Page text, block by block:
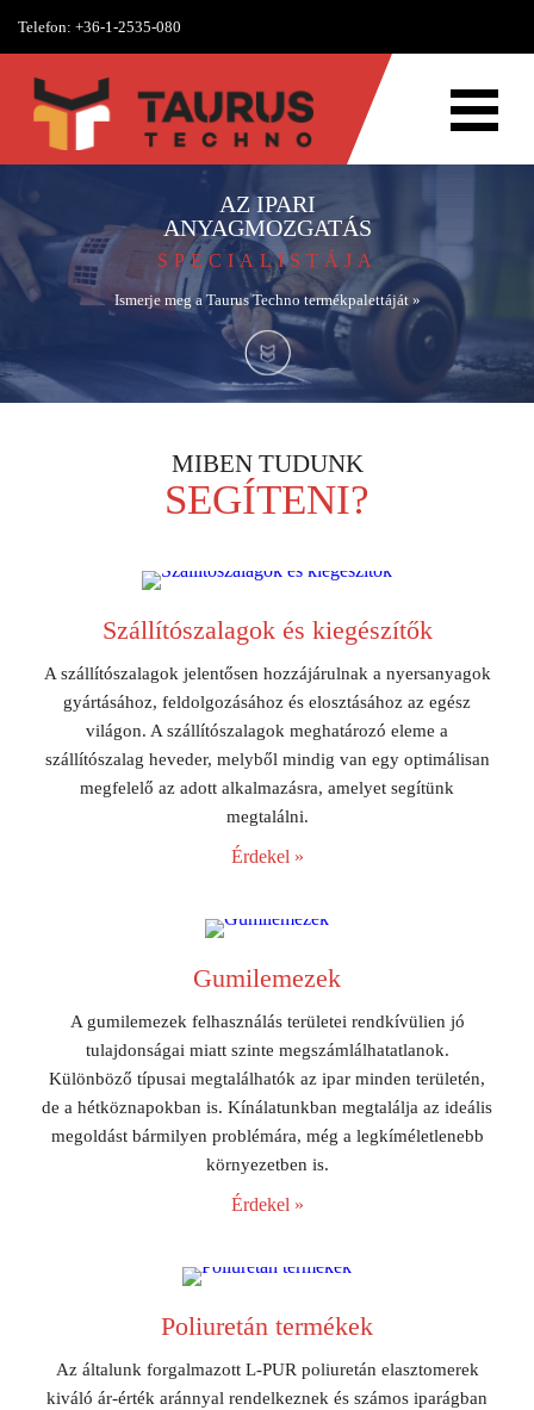
Telefon: +36-1-2535-080
AZ IPARI
ANYAGMOZGATÁS
SPECIALISTÁJA
Ismerje meg a Taurus Techno termékpalettáját »
MIBEN TUDUNK
SEGÍTENI?
Szállítószalagok és kiegészítők
A szállítószalagok jelentősen hozzájárulnak a nyersanyagok
gyártásához, feldolgozásához és elosztásához az egész
világon. A szállítószalagok meghatározó eleme a
szállítószalag heveder, melyből mindig van egy optimálisan
megfelelő az adott alkalmazásra, amelyet segítünk
megtalálni.
Érdekel »
Gumilemezek
A gumilemezek felhasználás területei rendkívülien jó
tulajdonságai miatt szinte megszámlálhatatlanok.
Különböző típusai megtalálhatók az ipar minden területén,
de a hétköznapokban is. Kínálatunkban megtalálja az ideális
megoldást bármilyen problémára, még a legkíméletlenebb
környezetben is.
Érdekel »
Poliuretán termékek
Az általunk forgalmazott L-PUR poliuretán elasztomerek
kiváló ár-érték aránnyal rendelkeznek és számos iparágban